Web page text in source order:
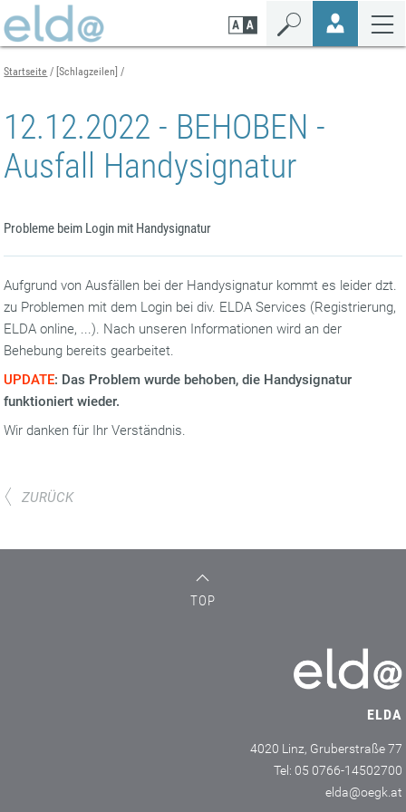
Seiteninhalt
springen
Navigation
springen
Mobilen
Navigation
springen
Startseite [Schlagzeilen]
12.12.2022 - BEHOBEN -
Ausfall Handysignatur
Probleme beim Login mit Handysignatur
Aufgrund von Ausfällen bei der Handysignatur kommt es leider dzt.
zu Problemen mit dem Login bei div. ELDA Services (Registrierung,
ELDA online, ...). Nach unseren Informationen wird an der
Behebung bereits gearbeitet.
UPDATE: Das Problem wurde behoben, die Handysignatur
funktioniert wieder.
Wir danken für Ihr Verständnis.
ZURÜCK
TOP
ELDA
4020 Linz, Gruberstraße 77
Tel: 05 0766-14502700
elda@oegk.at